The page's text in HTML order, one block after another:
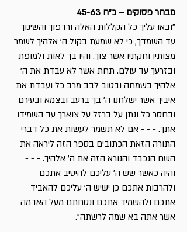
מבחר פסוקים – כ"ח 45-63
"ובאו עליך כל הקללות האלה ורדפוך והשיגוך
עד השמדך, כי לא שמעת בקול ה' אלהיך לשמר
מצותיו וחקתיו אשר צוך. והיו בך לאות ולמופת
ובזרעך עד עולם. תחת אשר לא עבדת את ה'
אלהיך בשמחה ובטוב לבב מרב כל ועבדת את
איביך אשר ישלחנו ה' בך ברעב ובצמא ובעירם
ובחסר כל ונתן על ברזל על צוארך עד השמידו
אתך. - - - אם לא תשמר לעשות את כל דברי
התורה הזאת הכתובים בספר הזה ליראה את
השם הנכבד והנורא הזה את ה' אלהיך. - - -
והיה כאשר שש ה' עליכם להיטיב אתכם
ולהרבות אתכם כן ישיש ה' עליכם להאביד
אתכם ולהשמיד אתכם ונסחתם מעל האדמה
אשר אתה בא שמה לרשתה".